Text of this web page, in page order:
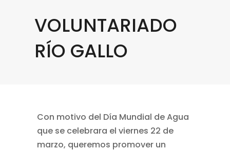
VOLUNTARIADO
RÍO GALLO
Con motivo del Día Mundial de Agua
que se celebrara el viernes 22 de
marzo, queremos promover un